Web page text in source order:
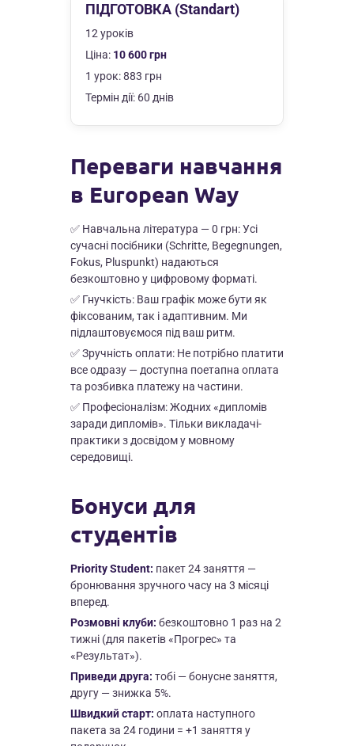
ПІДГОТОВКА (Standart)
12 уроків
Ціна: 10 600 грн
1 урок: 883 грн
Термін дії: 60 днів
Переваги навчання
в European Way
✅ Навчальна література — 0 грн: Усі
сучасні посібники (Schritte, Begegnungen,
Fokus, Pluspunkt) надаються
безкоштовно у цифровому форматі.
✅ Гнучкість: Ваш графік може бути як
фіксованим, так і адаптивним. Ми
підлаштовуємося під ваш ритм.
✅ Зручність оплати: Не потрібно платити
все одразу — доступна поетапна оплата
та розбивка платежу на частини.
✅ Професіоналізм: Жодних «дипломів
заради дипломів». Тільки викладачі-
практики з досвідом у мовному
середовищі.
Бонуси для
студентів
Priority Student: пакет 24 заняття —
бронювання зручного часу на 3 місяці
вперед.
Розмовні клуби: безкоштовно 1 раз на 2
тижні (для пакетів «Прогрес» та
«Результат»).
Приведи друга: тобі — бонусне заняття,
другу — знижка 5%.
Швидкий старт: оплата наступного
пакета за 24 години = +1 заняття у